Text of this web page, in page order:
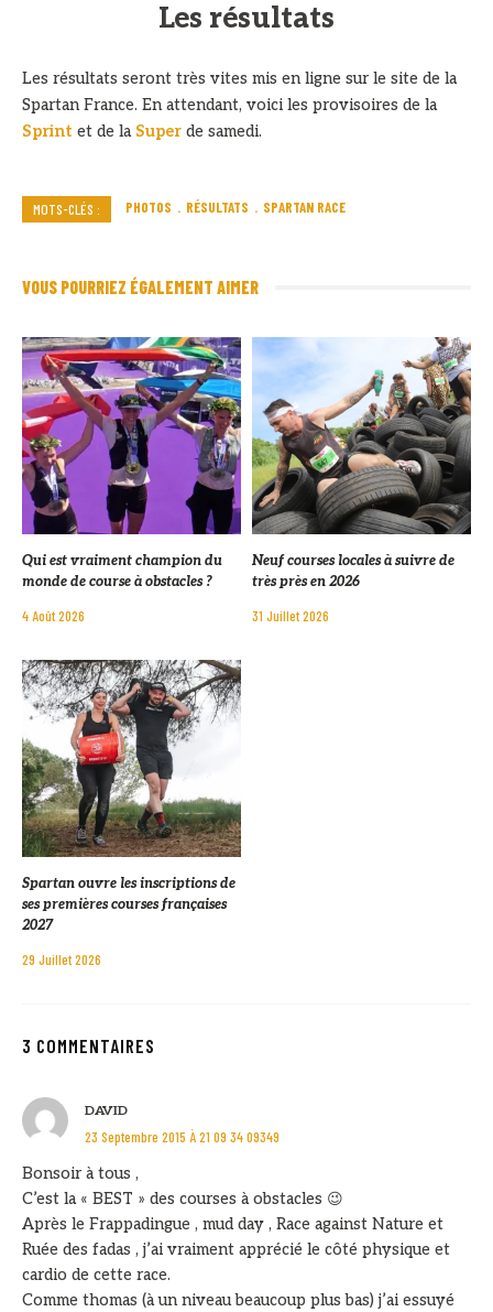
Les résultats
Les résultats seront très vites mis en ligne sur le site de la
Spartan France. En attendant, voici les provisoires de la
Sprint et de la Super de samedi.
MOTS-CLÉS : PHOTOS RÉSULTATS SPARTAN RACE
VOUS POURRIEZ ÉGALEMENT AIMER
Qui est vraiment champion du
monde de course à obstacles ?
4 Août 2026
Neuf courses locales à suivre de
très près en 2026
31 Juillet 2026
Spartan ouvre les inscriptions de
ses premières courses françaises
2027
29 Juillet 2026
3 COMMENTAIRES
DAVID
23 Septembre 2015 À 21 09 34 09349
Bonsoir à tous ,
C’est la « BEST » des courses à obstacles 😉
Après le Frappadingue , mud day , Race against Nature et
Ruée des fadas , j’ai vraiment apprécié le côté physique et
cardio de cette race.
Comme thomas (à un niveau beaucoup plus bas) j’ai essuyé